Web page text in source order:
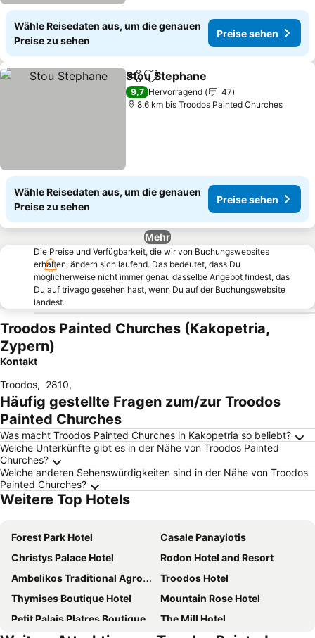
Wähle Reisedaten aus, um die genauen
Preise zu sehen
Preise sehen
TeilenZu Favoriten hinzufügen
Stou Stephane
9,7 Hervorragend
47
8.6 km bis Troodos Painted Churches
Wähle Reisedaten aus, um die genauen
Preise zu sehen
Preise sehen
Mehr
Die Preise und Verfügbarkeit, die wir von Buchungswebsites
erhalten, ändern sich laufend. Das bedeutet, dass Du
möglicherweise nicht immer genau dasselbe Angebot findest, das
Du auf trivago gesehen hast, wenn Du auf der Buchungswebsite
landest.
Troodos Painted Churches (Kakopetria,
Zypern)
Kontakt
Troodos, 2810,
Häufig gestellte Fragen zum/zur Troodos
Painted Churches
Was macht Troodos Painted Churches in Kakopetria so beliebt?
Welche Unterkünfte gibt es in der Nähe von Troodos Painted
Churches?
Welche anderen Sehenswürdigkeiten sind in der Nähe von Troodos
Painted Churches?
Weitere Top Hotels
Forest Park Hotel
Casale Panayiotis
Christys Palace Hotel
Rodon Hotel and Resort
Ambelikos Traditional Agrohotel
Troodos Hotel
Thymises Boutique Hotel
Mountain Rose Hotel
Petit Palais Platres Boutique Hotel
The Mill Hotel